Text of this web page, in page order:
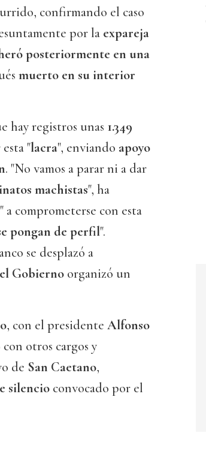
confirmando el caso
por la expareja
posteriormente en una
muerto en su interior
hay registros unas 1.349
"lacra", enviando apoyo
. "No vamos a parar ni a dar
machistas", ha
" a comprometerse con esta
pongan de perfil".
se desplazó a
Gobierno organizó un
, con el presidente Alfonso
otros cargos y
de San Caetano,
silencio convocado por el